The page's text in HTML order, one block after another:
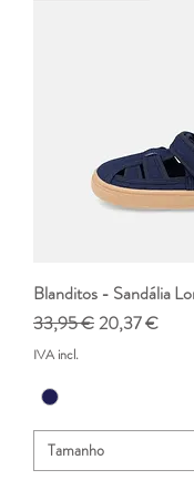
Blanditos - Sandália
Preço normal
33,95 €Preço
20,37 €
IVA incl.